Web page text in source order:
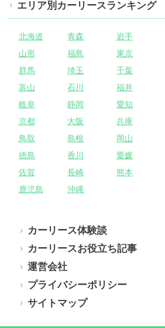
エリア別カーリースランキング
北海道 青森 岩手
山形
福島 東京
群馬
埼玉 千葉
富山
石川 福井
岐阜
静岡 愛知
京都
大阪 兵庫
鳥取
島根 岡山
徳島
香川 愛媛
佐賀
長崎 熊本
鹿児島
沖縄
カーリース体験談
カーリースお役立ち記事
運営会社
プライバシーポリシー
サイトマップ